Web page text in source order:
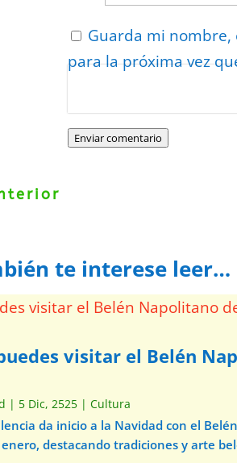
Guarda mi nombre,
para la próxima vez
Enviar comentario
te interese leer…
visitar el Belén
| 5 Dic, 2525 |Cultura
da inicio a la Navidad con el
destacando tradiciones y arte